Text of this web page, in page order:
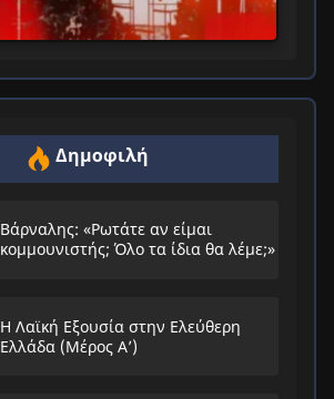
Δημοφιλή
Βάρναλης: «Ρωτάτε αν είμαι
κομμουνιστής; Όλο τα ίδια θα λέμε;»
Η Λαϊκή Εξουσία στην Ελεύθερη
Ελλάδα (Μέρος Α’)